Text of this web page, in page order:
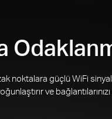
güçlü WiFi
ve